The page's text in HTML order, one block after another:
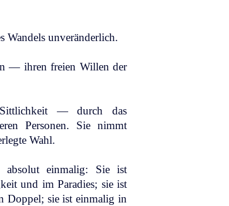
Wandels unveränderlich.
— ihren freien Willen der
— durch das
Personen. Sie nimmt
Wahl.
absolut einmalig: Sie ist
und im Paradies; sie ist
sie ist einmalig in